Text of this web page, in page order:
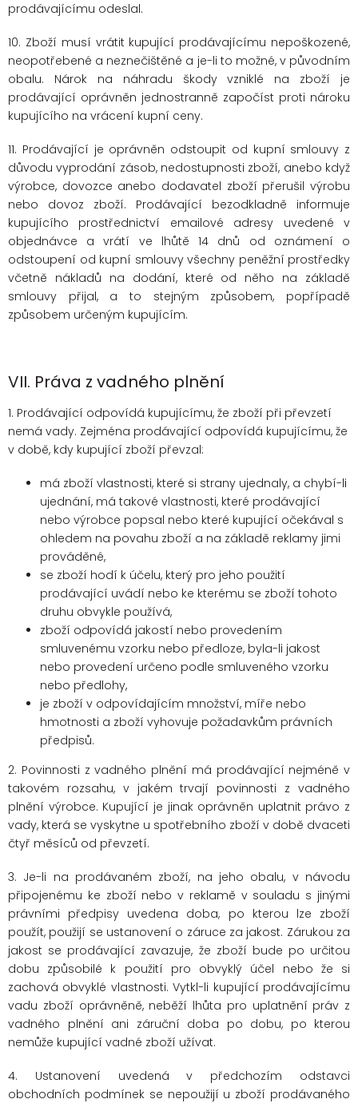
prodávajícímu odeslal.
10. Zboží musí vrátit kupující prodávajícímu nepoškozené,
neopotřebené a neznečištěné a je-li to možné, v původním
obalu. Nárok na náhradu škody vzniklé na zboží je
prodávající oprávněn jednostranně započíst proti nároku
kupujícího na vrácení kupní ceny.
11. Prodávající je oprávněn odstoupit od kupní smlouvy z
důvodu vyprodání zásob, nedostupnosti zboží, anebo když
výrobce, dovozce anebo dodavatel zboží přerušil výrobu
nebo dovoz zboží. Prodávající bezodkladně informuje
kupujícího prostřednictví emailové adresy uvedené v
objednávce a vrátí ve lhůtě 14 dnů od oznámení o
odstoupení od kupní smlouvy všechny peněžní prostředky
včetně nákladů na dodání, které od něho na základě
smlouvy přijal, a to stejným způsobem, popřípadě
způsobem určeným kupujícím.
VII. Práva z vadného plnění
1. Prodávající odpovídá kupujícímu, že zboží při převzetí
nemá vady. Zejména prodávající odpovídá kupujícímu, že
v době, kdy kupující zboží převzal:
má zboží vlastnosti, které si strany ujednaly, a chybí-li
ujednání, má takové vlastnosti, které prodávající
nebo výrobce popsal nebo které kupující očekával s
ohledem na povahu zboží a na základě reklamy jimi
prováděné,
se zboží hodí k účelu, který pro jeho použití
prodávající uvádí nebo ke kterému se zboží tohoto
druhu obvykle používá,
zboží odpovídá jakostí nebo provedením
smluvenému vzorku nebo předloze, byla-li jakost
nebo provedení určeno podle smluveného vzorku
nebo předlohy,
je zboží v odpovídajícím množství, míře nebo
hmotnosti a zboží vyhovuje požadavkům právních
předpisů.
2. Povinnosti z vadného plnění má prodávající nejméně v
takovém rozsahu, v jakém trvají povinnosti z vadného
plnění výrobce. Kupující je jinak oprávněn uplatnit právo z
vady, která se vyskytne u spotřebního zboží v době dvaceti
čtyř měsíců od převzetí.
3. Je-li na prodávaném zboží, na jeho obalu, v návodu
připojenému ke zboží nebo v reklamě v souladu s jinými
právními předpisy uvedena doba, po kterou lze zboží
použít, použijí se ustanovení o záruce za jakost. Zárukou za
jakost se prodávající zavazuje, že zboží bude po určitou
dobu způsobilé k použití pro obvyklý účel nebo že si
zachová obvyklé vlastnosti. Vytkl-li kupující prodávajícímu
vadu zboží oprávněně, neběží lhůta pro uplatnění práv z
vadného plnění ani záruční doba po dobu, po kterou
nemůže kupující vadné zboží užívat.
4. Ustanovení uvedená v předchozím odstavci
obchodních podmínek se nepoužijí u zboží prodávaného